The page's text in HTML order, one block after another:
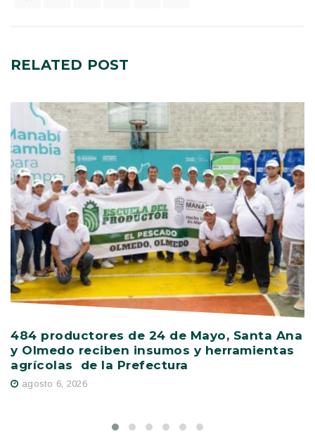
RELATED POST
484 productores de 24 de Mayo, Santa Ana
y Olmedo reciben insumos y herramientas
agrícolas de la Prefectura
agosto 6, 2026